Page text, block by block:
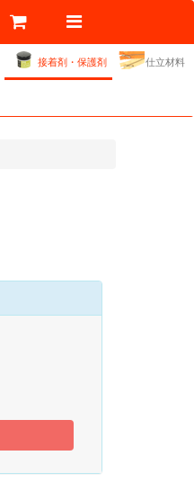
接着剤・保護剤 仕立材料